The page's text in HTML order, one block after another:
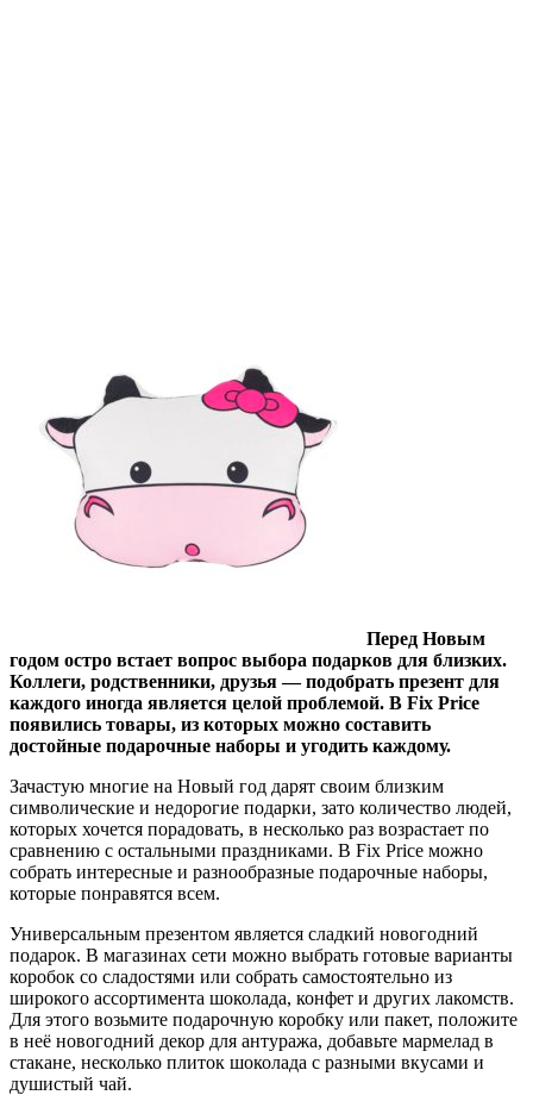
Перед Новым
годом остро встает вопрос выбора подарков для близких.
Коллеги, родственники, друзья — подобрать презент для
каждого иногда является целой проблемой. В Fix Price
появились товары, из которых можно составить
достойные подарочные наборы и угодить каждому.
Зачастую многие на Новый год дарят своим близким
символические и недорогие подарки, зато количество людей,
которых хочется порадовать, в несколько раз возрастает по
сравнению с остальными праздниками. В Fix Price можно
собрать интересные и разнообразные подарочные наборы,
которые понравятся всем.
Универсальным презентом является сладкий новогодний
подарок. В магазинах сети можно выбрать готовые варианты
коробок со сладостями или собрать самостоятельно из
широкого ассортимента шоколада, конфет и других лакомств.
Для этого возьмите подарочную коробку или пакет, положите
в неё новогодний декор для антуража, добавьте мармелад в
стакане, несколько плиток шоколада с разными вкусами и
душистый чай.